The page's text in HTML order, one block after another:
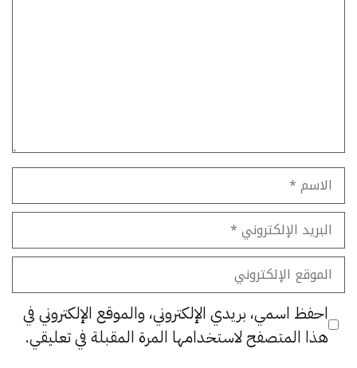
الاسم
البريد
الإلكتروني
الموقع
الإلكتروني
احفظ اسمي، بريدي الإلكتروني، والموقع الإلكتروني في
هذا المتصفح لاستخدامها المرة المقبلة في تعليقي.